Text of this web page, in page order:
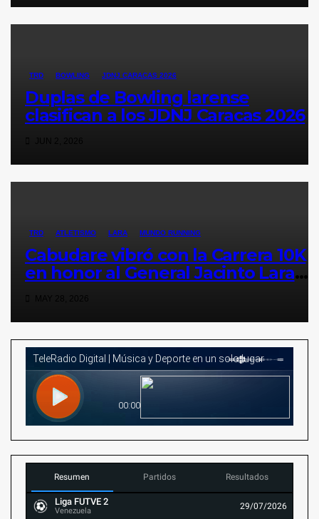
TRD BOWLING JDNJ CARACAS 2026
Duplas de Bowling larense
clasifican a los JDNJ Caracas 2026
TRD ATLETISMO LARA MUNDO RUNNING
Cabudare vibró con la Carrera 10K
en honor al General Jacinto Lara
(Galería y Resultados)
Resumen Partidos Resultados
Liga FUTVE 2
Venezuela 29/07/2026